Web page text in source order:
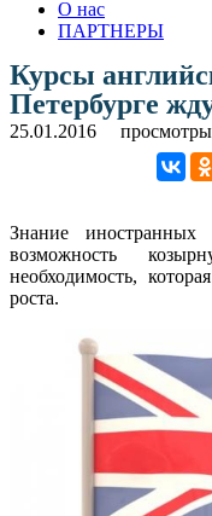
О нас
ПАРТНЕРЫ
Курсы
Петербурге
25.01.2016
Знание
возможность
необходимость,
роста.